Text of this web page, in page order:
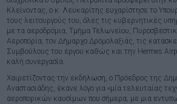
Κλείνοντας, ο κ. Λευκαρίτης ευχαρίστησε το
τους λειτουργούς του, όλες τις κυβερνητικές
με τα αεροδρόμια, Τμήμα Τελωνείου,
Αεροπορία, τον Δήμαρχο Δρομολαξιάς, τις
Συμβούλους του έργου καθώς και την Hermes
καλή συνεργασία.
Χαιρετίζοντας την εκδήλωση, ο Πρόεδρος της
Αναστασιάδης, έκανε λόγο για «μία τελευταίας
αεροπορικών καυσίμων που σήμερα, με μια